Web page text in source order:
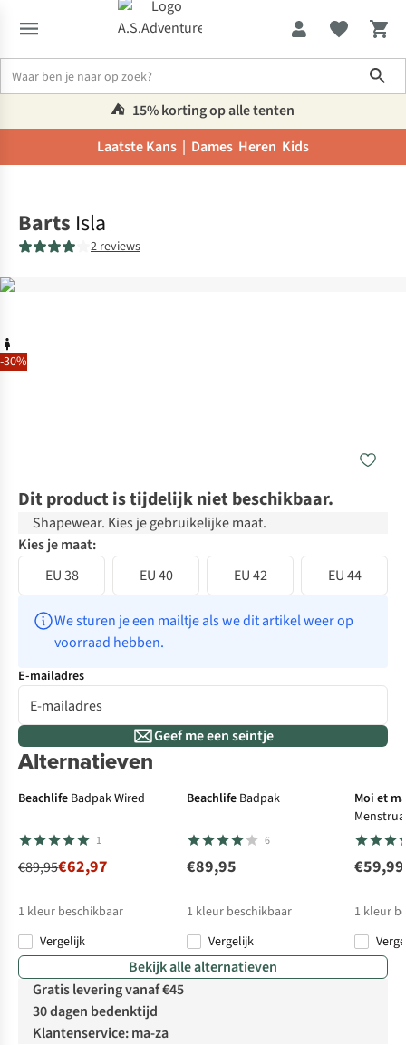
⛺️ 15% korting op alle tenten
Laatste Kans | Dames Heren Kids
-30%
Barts Isla
2 reviews
Dit product is tijdelijk niet beschikbaar.
Shapewear. Kies je gebruikelijke maat.
Kies je maat:
EU 38
EU 40 EU 42 EU 44
We sturen je een mailtje als we dit artikel weer op
voorraad hebben.
E-mailadres
Geef me een seintje
Alternatieven
-30%
Beachlife Badpak Wired
1
€89,95€62,97
1 kleur beschikbaar
Vergelijk
Beachlife Badpak
6
€89,95
1 kleur beschikbaar
Vergelijk
Moi et
€59,99
1 kleur
Bekijk alle alternatieven
Gratis levering vanaf €45
30 dagen bedenktijd
Klantenservice: ma-za